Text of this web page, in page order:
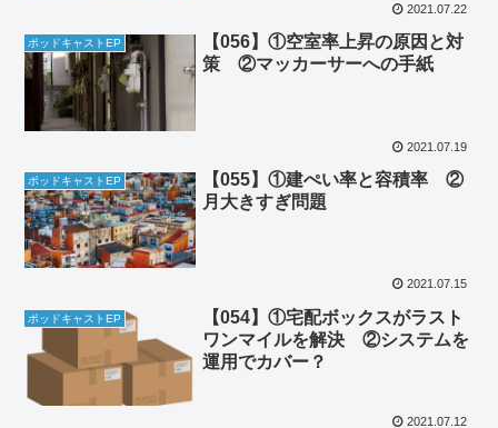
2021.07.22
ポッドキャストEP
【056】①空室率上昇の原因と対
策 ②マッカーサーへの手紙
2021.07.19
ポッドキャストEP
【055】①建ぺい率と容積率 ②
月大きすぎ問題
2021.07.15
ポッドキャストEP
【054】①宅配ボックスがラスト
ワンマイルを解決 ②システムを
運用でカバー？
2021.07.12